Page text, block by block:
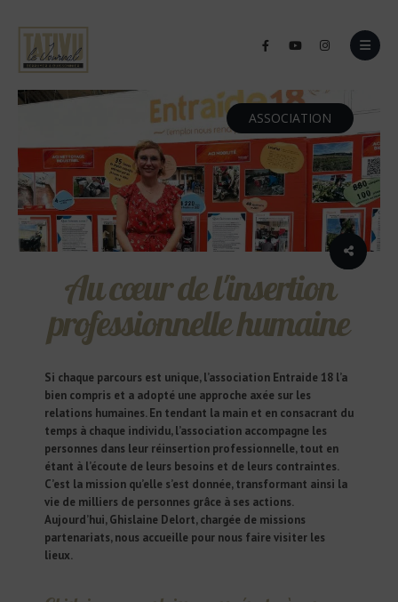
ASSOCIATION
Au cœur de l'insertion
professionnelle humaine
Si chaque parcours est unique, l’association Entraide 18 l’a
bien compris et a adopté une approche axée sur les
relations humaines. En tendant la main et en consacrant du
temps à chaque individu, l’association accompagne les
personnes dans leur réinsertion professionnelle, tout en
étant à l’écoute de leurs besoins et de leurs contraintes.
C’est la mission qu’elle s’est donnée, transformant ainsi la
vie de milliers de personnes grâce à ses actions.
Aujourd’hui, Ghislaine Delort, chargée de missions
partenariats, nous accueille pour nous faire visiter les
lieux.